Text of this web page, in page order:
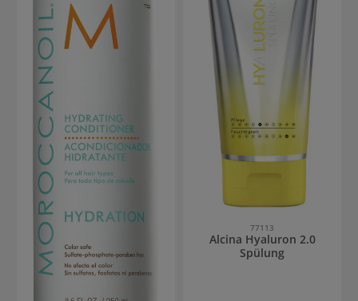
77113
Alcina Hyaluron 2.0
Spülung